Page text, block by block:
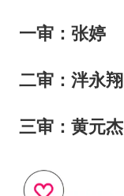
一审：张婷
二审：泮永翔
三审： 黄元杰